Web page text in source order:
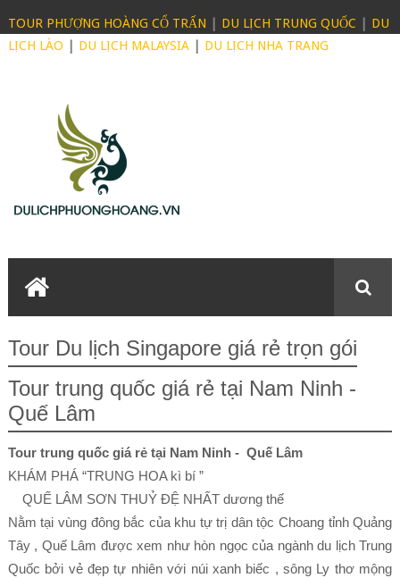
TOUR PHƯỢNG HOÀNG CỔ TRẤN DU LỊCH TRUNG QUỐC
DU
LỊCH LÀO
DU LỊCH MALAYSIA| DU LỊCH NHA TRANG
Tour Du lịch Singapore giá rẻ trọn gói
Tour trung quốc giá rẻ tại Nam Ninh -
Quế Lâm
Tour trung quốc giá rẻ tại Nam Ninh - Quế Lâm
KHÁM PHÁ “TRUNG HOA kì bí ”
QUẾ LÂM SƠN THUỶ ĐỆ NHẤT dương thế
Nằm tại vùng đông bắc của khu tự trị dân tộc Choang tỉnh Quảng
Tây , Quế Lâm được xem như hòn ngọc của ngành du lịch Trung
Quốc bởi vẻ đẹp tự nhiên với núi xanh biếc , sông Ly thơ mộng